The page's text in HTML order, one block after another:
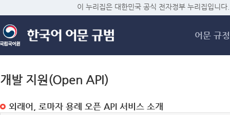
메
이 누리집은 대한민국 공식 전자정부 누리집입니다.
어문 규정
개발 지원(Open API)
외래어, 로마자 용례 오픈 API 서비스 소개